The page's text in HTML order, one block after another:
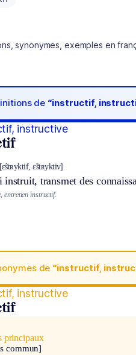
synonymes, exemples en
de “instructif,
instructive
[ɛ̃stʀyktif, ɛ̃stʀyktiv]
instruit, transmet des
entretien instructif.
de “instructif,
instructive
principaux
commun]